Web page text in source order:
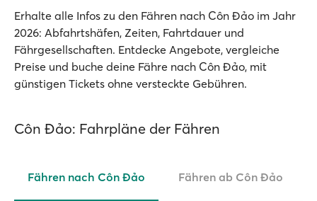
Erhalte alle Infos zu den Fähren nach Côn Đảo im Jahr
2026: Abfahrtshäfen, Zeiten, Fahrtdauer und
Fährgesellschaften. Entdecke Angebote, vergleiche
Preise und buche deine Fähre nach Côn Đảo, mit
günstigen Tickets ohne versteckte Gebühren.
Côn Đảo: Fahrpläne der Fähren
Fähren nach Côn Đảo Fähren ab Côn Đảo